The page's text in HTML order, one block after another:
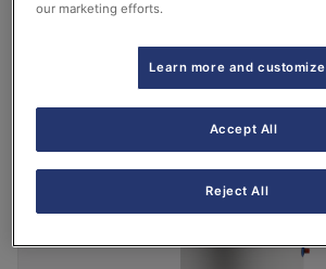
our marketing efforts.
Learn more and customize
Reject All
Accept All